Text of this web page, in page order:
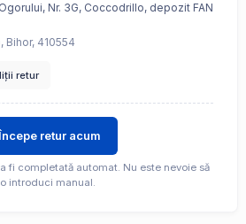
Nr. 3G, Coccodrillo, depozit FAN
Bihor, 410554
retur
Începe retur acum
fi completată automat. Nu este nevoie să
o introduci manual.